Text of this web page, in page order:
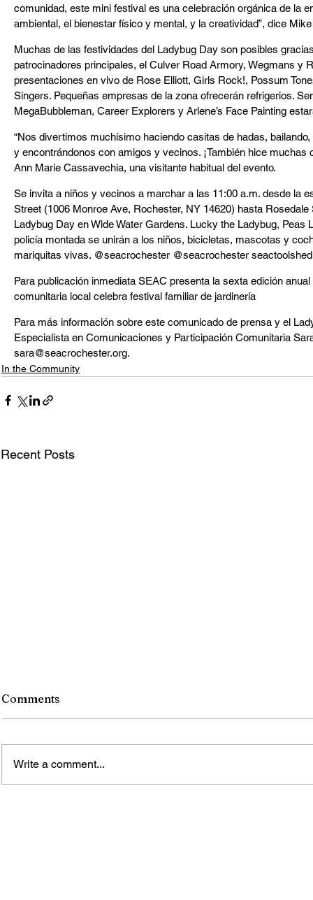
comunidad, este mini festival es una celebración orgánica de la
ambiental, el bienestar físico y mental, y la creatividad”, dice
Muchas de las festividades del Ladybug Day son posibles
patrocinadores principales, el Culver Road Armory, Wegmans y
presentaciones en vivo de Rose Elliott, Girls Rock!, Possum
Singers. Pequeñas empresas de la zona ofrecerán refrigerios.
MegaBubbleman, Career Explorers y Arlene’s Face Painting
“Nos divertimos muchísimo haciendo casitas de hadas,
y encontrándonos con amigos y vecinos. ¡También hice
Ann Marie Cassavechia, una visitante habitual del evento.
Se invita a niños y vecinos a marchar a las 11:00 a.m. desde la
Street (1006 Monroe Ave, Rochester, NY 14620) hasta
Ladybug Day en Wide Water Gardens. Lucky the Ladybug, Peas
policía montada se unirán a los niños, bicicletas, mascotas y
mariquitas vivas. @seacrochester @seacrochester
Para publicación inmediata SEAC presenta la sexta edición
comunitaria local celebra festival familiar de jardinería
Para más información sobre este comunicado de prensa y el
Especialista en Comunicaciones y Participación Comunitaria
sara@seacrochester.org.
In the Community
Recent Posts
Comments
Write a comment...